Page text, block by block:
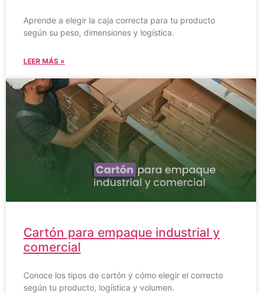
Aprende a elegir la caja correcta para tu producto
según su peso, dimensiones y logística.
LEER MÁS »
Cartón para empaque industrial y
comercial
Conoce los tipos de cartón y cómo elegir el correcto
según tu producto, logística y volumen.